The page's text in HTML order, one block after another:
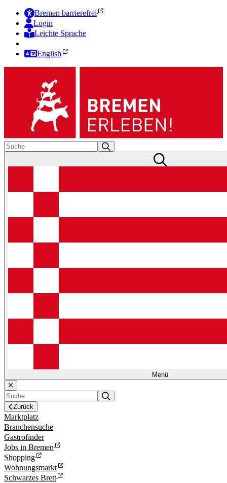
Bremen barrierefrei
Login
Leichte Sprache
English
Menü
Zurück
Marktplatz
Branchensuche
Gastrofinder
Jobs in Bremen
Shopping
Wohnungsmarkt
Schwarzes Brett